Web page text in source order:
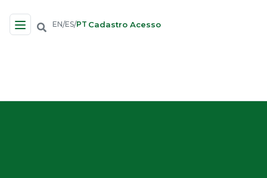
Navegação no Site
EN/ES/PT Cadastro Acesso